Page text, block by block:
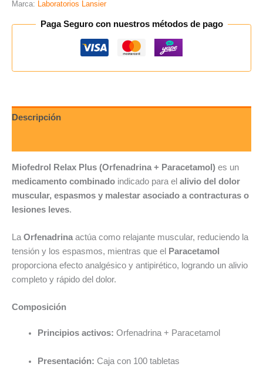
Marca: Laboratorios Lansier
Paga Seguro con nuestros métodos de pago
Descripción
Miofedrol Relax Plus (Orfenadrina + Paracetamol) es un
medicamento combinado indicado para el alivio del dolor
muscular, espasmos y malestar asociado a contracturas o
lesiones leves.
La Orfenadrina actúa como relajante muscular, reduciendo la
tensión y los espasmos, mientras que el
Paracetamol
proporciona efecto analgésico y antipirético, logrando un alivio
completo y rápido del dolor.
Composición
Principios activos: Orfenadrina + Paracetamol
Presentación: Caja con 100 tabletas